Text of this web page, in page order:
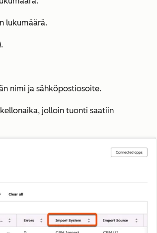
lukumäärä.
nimi ja sähköpostiosoite.
jolloin tuonti saatiin